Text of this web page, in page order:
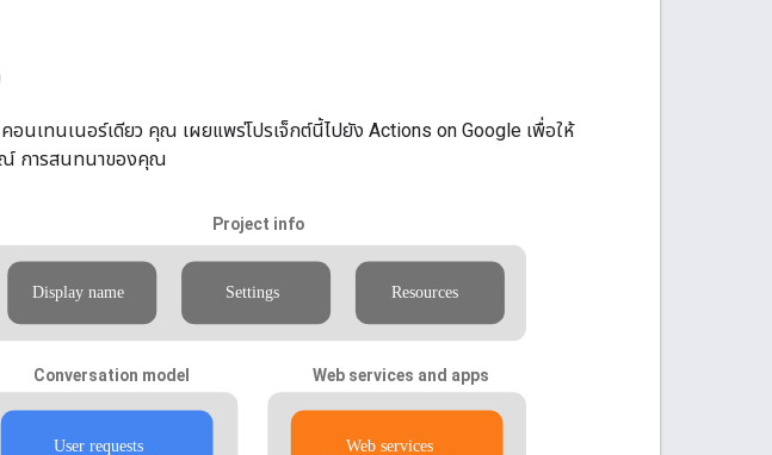
คอนเทนเนอร์เดียว คุณ เผยแพร่โปรเจ็กต์นี้ไปยัง Actions on Google เพื่อให้
รณ์ การสนทนาของคุณ